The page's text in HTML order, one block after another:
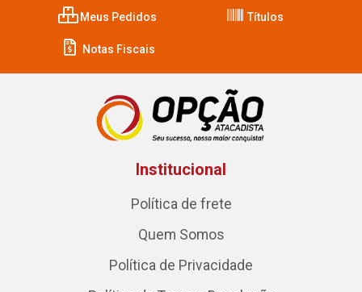
Meus Pedidos Títulos
Notas Fiscais
Institucional
Política de frete
Quem Somos
Política de Privacidade